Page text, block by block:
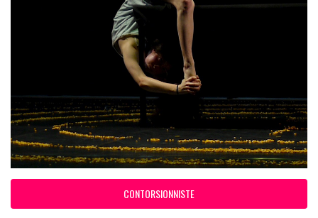
CONTORSIONNISTE